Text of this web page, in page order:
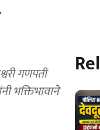
गणपती
भक्तिभावाने